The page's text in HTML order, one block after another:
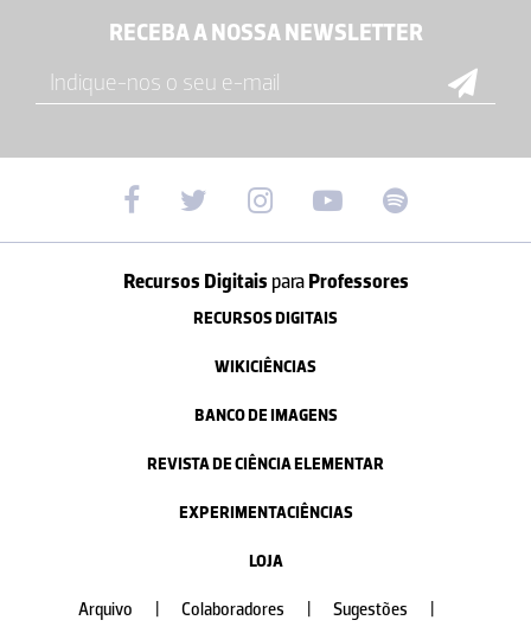
RECEBA A NOSSA NEWSLETTER
Recursos Digitais paraProfessores
RECURSOS DIGITAIS
WIKICIÊNCIAS
BANCO DE IMAGENS
REVISTA DE CIÊNCIA ELEMENTAR
EXPERIMENTACIÊNCIAS
LOJA
Arquivo Colaboradores Sugestões